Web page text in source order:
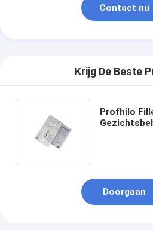
Contact nu
Krijg De Beste
Profhilo
Doorgaan